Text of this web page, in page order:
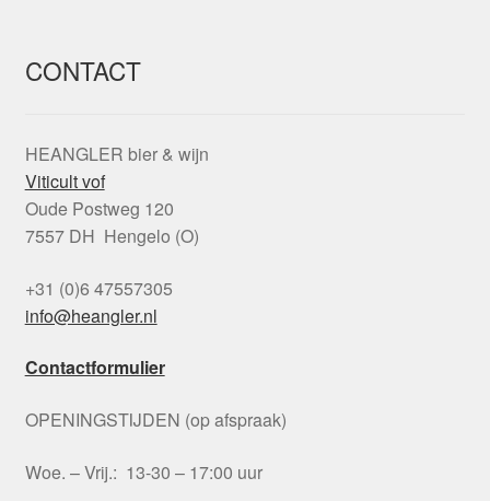
CONTACT
HEANGLER bier & wijn
Viticult vof
Oude Postweg 120
7557 DH Hengelo (O)
+31 (0)6 47557305
info@heangler.nl
Contactformulier
OPENINGSTIJDEN (op afspraak)
Woe. – Vrij.: 13-30 – 17:00 uur